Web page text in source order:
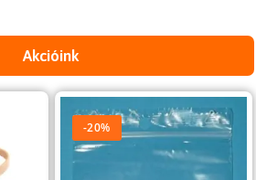
Akcióink
-20%